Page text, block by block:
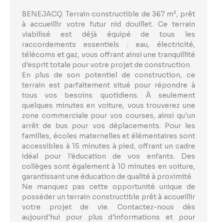
BENEJACQ. Terrain constructible de 367 m², prêt
à accueillir votre futur nid douillet. Ce terrain
viabilisé est déjà équipé de tous les
raccordements essentiels : eau, électricité,
télécoms et gaz, vous offrant ainsi une tranquillité
d'esprit totale pour votre projet de construction.
En plus de son potentiel de construction, ce
terrain est parfaitement situé pour répondre à
tous vos besoins quotidiens. À seulement
quelques minutes en voiture, vous trouverez une
zone commerciale pour vos courses, ainsi qu'un
arrêt de bus pour vos déplacements. Pour les
familles, écoles maternelles et élémentaires sont
accessibles à 15 minutes à pied, offrant un cadre
idéal pour l'éducation de vos enfants. Des
collèges sont également à 10 minutes en voiture,
garantissant une éducation de qualité à proximité.
Ne manquez pas cette opportunité unique de
posséder un terrain constructible prêt à accueillir
votre projet de vie. Contactez-nous dès
aujourd'hui pour plus d'informations et pour